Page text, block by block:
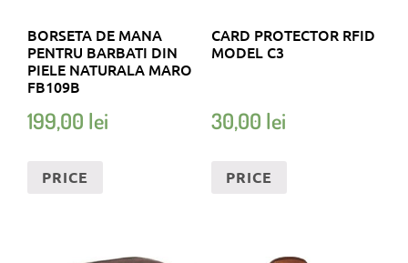
BORSETA DE MANA
PENTRU BARBATI DIN
PIELE NATURALA MARO
FB109B
199,00 lei
PRICE
CARD PROTECTOR RFID
MODEL C3
30,00 lei
PRICE